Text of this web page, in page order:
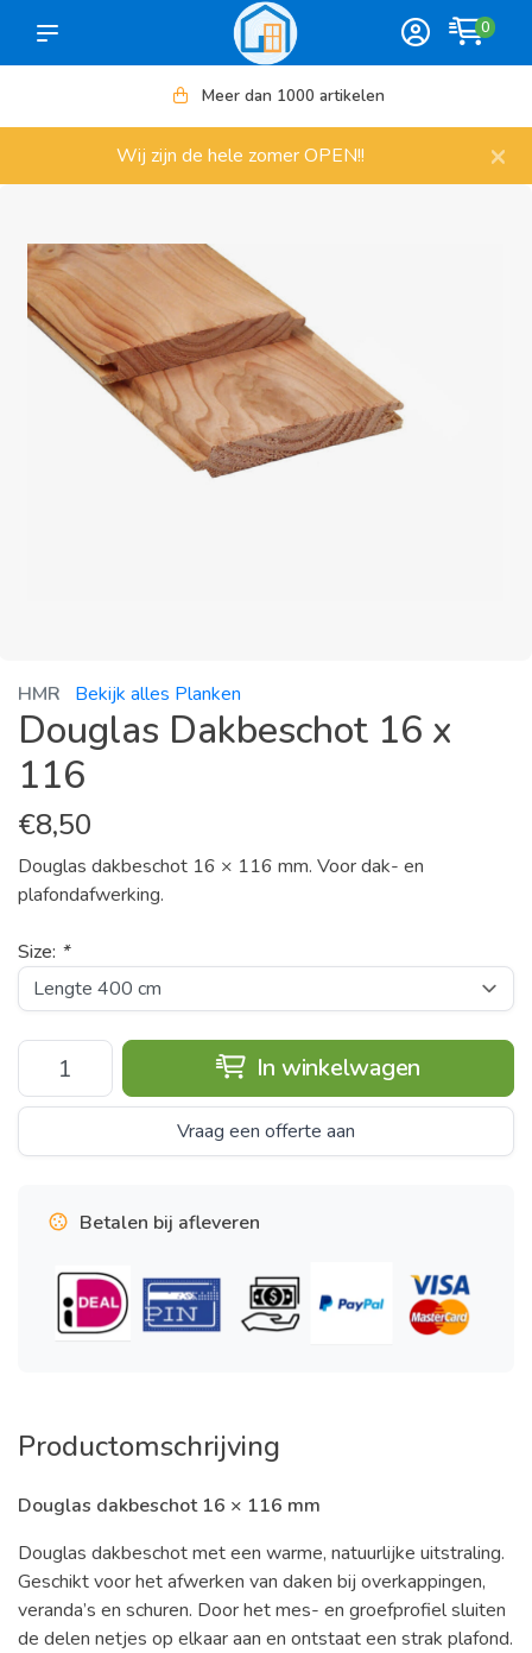
0
Meer dan 1000 artikelen
Wij zijn de hele zomer OPEN!! ×
HMR Bekijk alles Planken
Douglas Dakbeschot 16 x
116
€8,50
Douglas dakbeschot 16 × 116 mm. Voor dak- en
plafondafwerking.
Size: *
In winkelwagen
Vraag een offerte aan
Betalen bij afleveren
Productomschrijving
Douglas dakbeschot 16 × 116 mm
Douglas dakbeschot met een warme, natuurlijke uitstraling.
Geschikt voor het afwerken van daken bij overkappingen,
veranda’s en schuren. Door het mes- en groefprofiel sluiten
de delen netjes op elkaar aan en ontstaat een strak plafond.